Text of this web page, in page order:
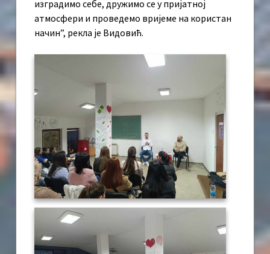
изградимо себе, дружимо се у пријатној
атмосфери и проведемо вријеме на користан
начин”, рекла је Видовић.